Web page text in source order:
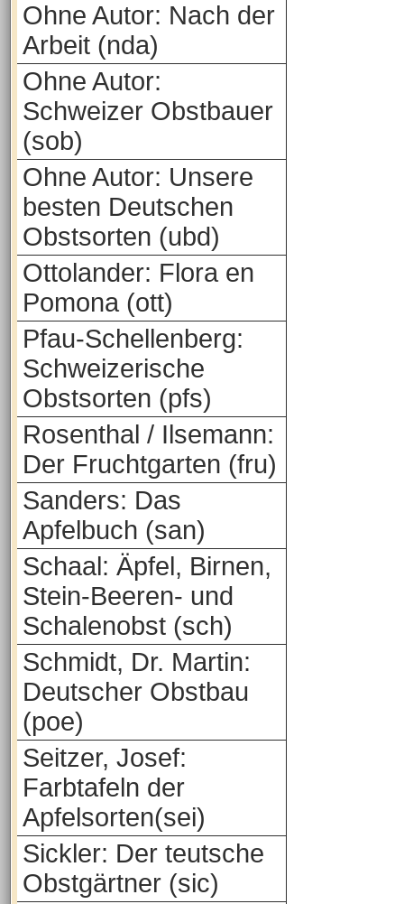
Ohne Autor: Nach der
Arbeit (nda)
Ohne Autor:
Schweizer Obstbauer
(sob)
Ohne Autor: Unsere
besten Deutschen
Obstsorten (ubd)
Ottolander: Flora en
Pomona (ott)
Pfau-Schellenberg:
Schweizerische
Obstsorten (pfs)
Rosenthal / Ilsemann:
Der Fruchtgarten (fru)
Sanders: Das
Apfelbuch (san)
Schaal: Äpfel, Birnen,
Stein-Beeren- und
Schalenobst (sch)
Schmidt, Dr. Martin:
Deutscher Obstbau
(poe)
Seitzer, Josef:
Farbtafeln der
Apfelsorten(sei)
Sickler: Der teutsche
Obstgärtner (sic)